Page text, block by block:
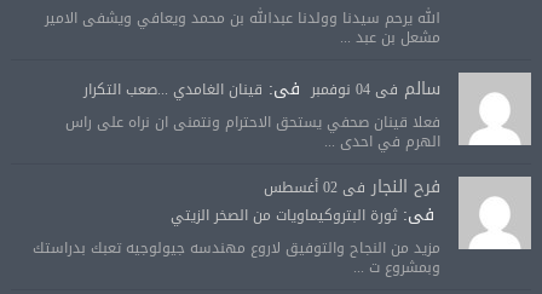
الله يرحم سيدنا وولدنا عبدالله بن محمد ويعافي ويشفى الامير
مشعل بن عبد ...
سالم فى 04 نوفمبر فى: قينان الغامدي ...صعب التكرار
فعلا قينان صحفي يستحق الاحترام ونتمنى ان نراه على راس
الهرم في احدى ...
فرح النجار فى 02 أغسطس
فى:ثورة البتروكيماويات من الصخر الزيتي
مزيد من النجاح والتوفيق لاروع مهندسه جيولوجيه تعبك بدراستك
وبمشروع ت ...